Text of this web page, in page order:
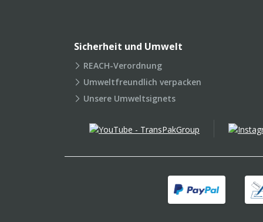
Sicherheit und Umwelt
REACH-Verordnung
Umweltfreundlich verpacken
Unsere Umweltsignets